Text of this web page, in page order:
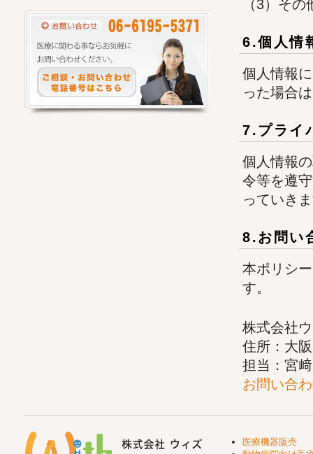
（3）そ
6.個人情
個人情報
った場合
7.プライ
個人情報
令等を遵
っていき
8.お問い
本ポリシ
す。
株式会社
住所：大
担当：宮
お問い合
医療機器販売